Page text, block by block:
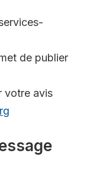
de publier
votre avis